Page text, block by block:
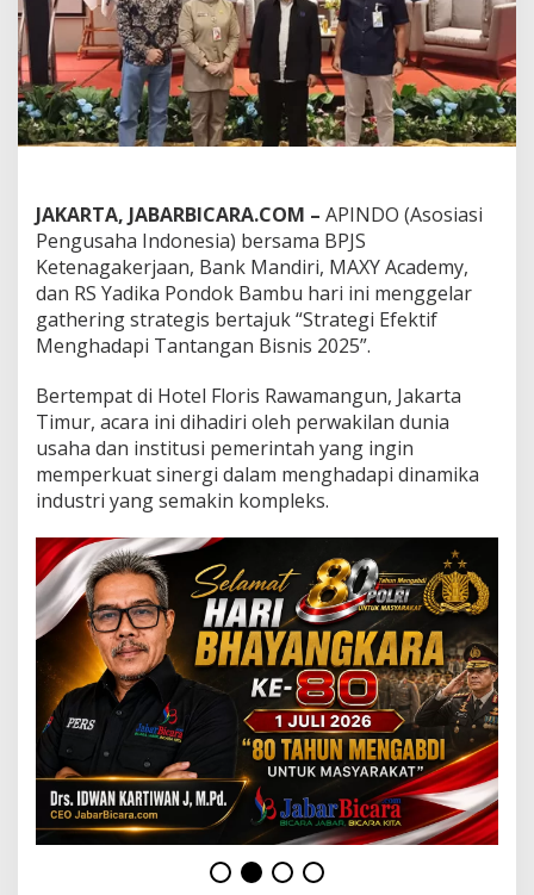
a
n
I
n
d
u
s
i
:
P
e
r
a
n
a
a
m
r
o
s
e
s
S
D
M
e
n
g
a
h
D
JAKARTA, JABARBICARA.COM – APINDO (Asosiasi
Pengusaha Indonesia) bersama BPJS
Ketenagakerjaan, Bank Mandiri, MAXY Academy,
dan RS Yadika Pondok Bambu hari ini menggelar
gathering strategis bertajuk “Strategi Efektif
Menghadapi Tantangan Bisnis 2025”.
Bertempat di Hotel Floris Rawamangun, Jakarta
Timur, acara ini dihadiri oleh perwakilan dunia
usaha dan institusi pemerintah yang ingin
memperkuat sinergi dalam menghadapi dinamika
industri yang semakin kompleks.